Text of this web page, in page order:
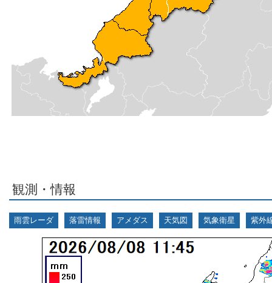
観測・情報
雨雲レーダ 落雷情報 アメダス 天気図 気象衛星 紫外